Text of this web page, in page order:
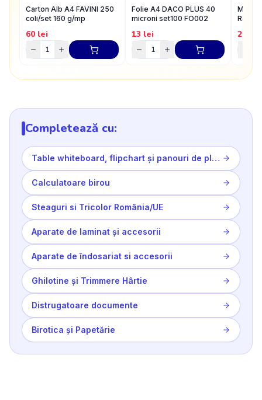
Carton Alb A4 FAVINI 250
coli/set 160 g/mp
60 lei
Folie A4 DACO PLUS 40
microni set100 FO002
13 lei
Mapa
Rosie
2.69
Completează cu:
Table whiteboard, flipchart și panouri de plută
Calculatoare birou
Steaguri si Tricolor România/UE
Aparate de laminat și accesorii
Aparate de îndosariat si accesorii
Ghilotine și Trimmere Hârtie
Distrugatoare documente
Birotica și Papetărie